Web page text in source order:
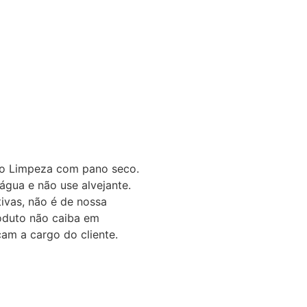
Limpeza com pano seco.
e não use alvejante.
não é de nossa
não caiba em
a cargo do cliente.